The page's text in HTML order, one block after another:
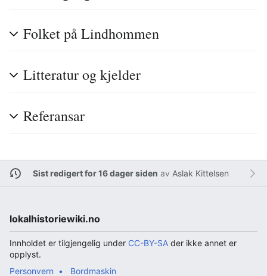
Folket på Lindhommen
Litteratur og kjelder
Referansar
Sist redigert for 16 dager siden av Aslak Kittelsen
lokalhistoriewiki.no
Innholdet er tilgjengelig under CC-BY-SA der ikke annet er
opplyst.
Personvern
Bordmaskin